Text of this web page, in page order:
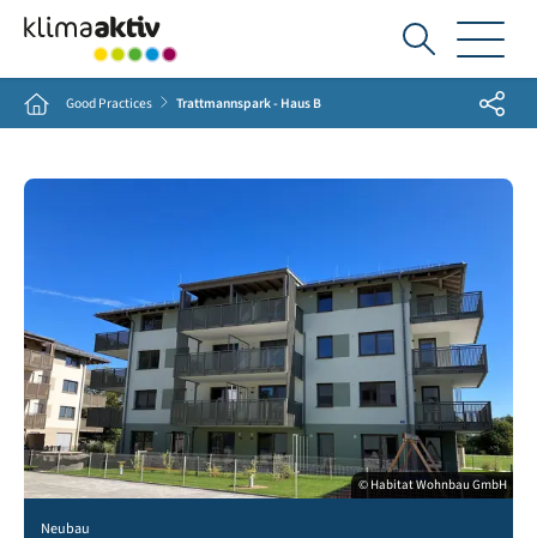
Ich
suche...
Home Good Practices Trattmannspark - Haus B Share
© Habitat Wohnbau GmbH
Neubau